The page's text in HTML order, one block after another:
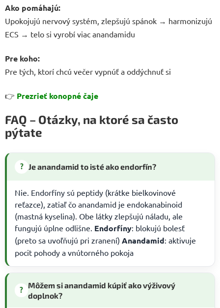
Ako pomáhajú:
Upokojujú nervový systém, zlepšujú spánok → harmonizujú
ECS → telo si vyrobí viac anandamidu
Pre koho:
Pre tých, ktorí chcú večer vypnúť a oddýchnuť si
👉 Prezrieť konopné čaje
FAQ – Otázky, na ktoré sa často
pýtate
? Je anandamid to isté ako endorfín?
Nie. Endorfíny sú peptidy (krátke bielkovinové
reťazce), zatiaľ čo anandamid je endokanabinoid
(mastná kyselina). Obe látky zlepšujú náladu, ale
fungujú úplne odlišne. Endorfíny: blokujú bolesť
(preto sa uvoľňujú pri zranení) Anandamid: aktivuje
pocit pohody a vnútorného pokoja
? Môžem si anandamid kúpiť ako výživový
doplnok?